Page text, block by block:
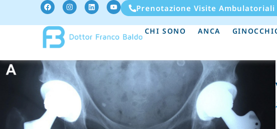
Prenotazione Visite Ambulatoriali
CHI SONO ANCA